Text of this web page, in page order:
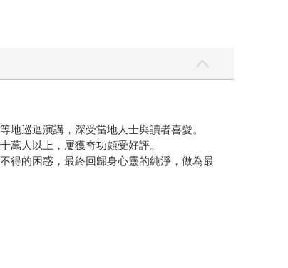
巡迴演講，深受當地人士與讀者喜愛。
萬人以上，屢獲奇功頗受好評。
得的困惑，最終回歸身心靈的純淨，做為最